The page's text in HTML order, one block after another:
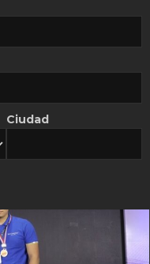
por costos
Ciudad